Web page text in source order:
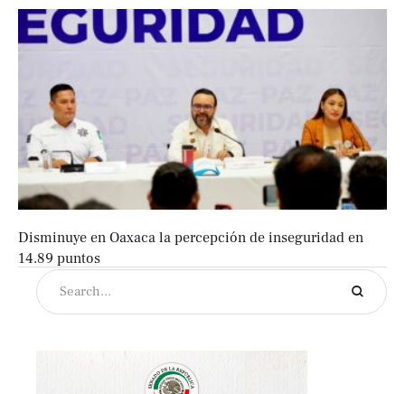
Disminuye en Oaxaca la percepción de inseguridad en
14.89 puntos